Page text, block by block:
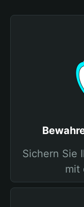
Sichern Sie
mit